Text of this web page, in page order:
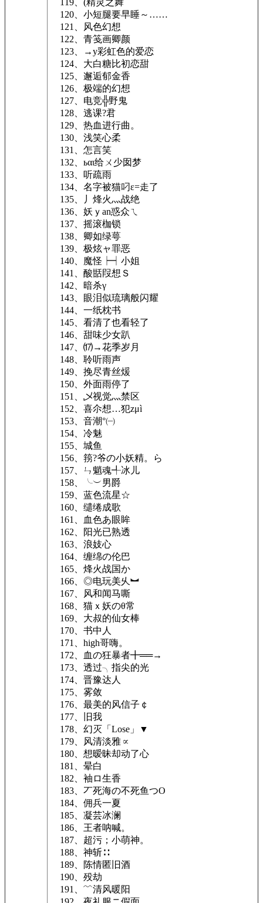
119、(精灵之舞
120、小短腿要早睡～……
121、风色幻想
122、青笺画卿颜
123、→y彩虹色的爱恋
124、大白糖比初恋甜
125、邂逅郁金香
126、极端的幻想
127、电竞╬野鬼
128、逃课?君
129、热血进行曲。
130、浅笑心柔
131、怎言笑
132、ьαι给ㄨ少囡梦
133、听疏雨
134、名字被猫叼ε=走了
135、丿烽火灬战绝
136、妖ｙan惑众ㄟ
137、摇滚枷锁
138、卿如绿萼
139、极炫ャ罪恶
140、魔怪┝┥小姐
141、酸甛叚想Ｓ
142、暗杀γ
143、眼泪似琉璃般闪耀
144、一纸枕书
145、看清了也看轻了
146、甜味少女趴
147、⒄→花季岁月
148、聆听雨声
149、挽尽青丝煖
150、外面雨停了
151、乄视觉灬禁区
152、喜尒想…犯zμì
153、音潮°㈠
154、冷魅
155、城鱼
156、箉?爷の小妖精。ら
157、ㄣ魈魂╃冰儿
158、╰︶男爵
159、蓝色流星☆
160、缱绻成歌
161、血色あ眼眸
162、阳光已熟透
163、浪妓心
164、缠绵の伦巴
165、烽火战国か
166、◎电玩美乆︼
167、风和闻马嘶
168、猫ｘ妖のθ常
169、大叔的仙女棒
170、书中人
171、high哥嗨。
172、血の狂暴者╋══→
173、透过╮指尖的光
174、晋豫达人
175、雾敛
176、最美的风信子￠
177、旧我
178、幻灭「Lose」▼
179、风清淡雅∝
180、想暧昧却动了心
181、晕白
182、袖ロ生香
183、丆死海の不死鱼つΟ
184、佣兵一夏
185、凝芸冰澜
186、王者呐喊。
187、超污；小萌神。
188、神斩∷
189、陈情匿旧酒
190、殁劫
191、﹌清风暖阳